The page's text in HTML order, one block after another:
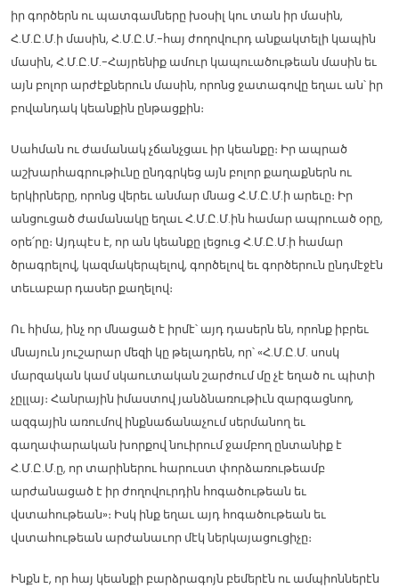
իր գործերն ու պատգամները խօսիլ կու տան իր մասին,
Հ.Մ.Ը.Մ.ի մասին, Հ.Մ.Ը.Մ.-հայ ժողովուրդ անքակտելի կապին
մասին, Հ.Մ.Ը.Մ.-Հայրենիք ամուր կապուածութեան մասին եւ
այն բոլոր արժէքներուն մասին, որոնց ջատագովը եղաւ ան՝ իր
բովանդակ կեանքին ընթացքին։
Սահման ու ժամանակ չճանչցաւ իր կեանքը։ Իր ապրած
աշխարհագրութիւնը ընդգրկեց այն բոլոր քաղաքներն ու
երկիրները, որոնց վերեւ անմար մնաց Հ.Մ.Ը.Մ.ի արեւը։ Իր
անցուցած ժամանակը եղաւ Հ.Մ.Ը.Մ.ին համար ապրուած օրը,
օրե՛րը։ Այդպէս է, որ ան կեանքը լեցուց Հ.Մ.Ը.Մ.ի համար
ծրագրելով, կազմակերպելով, գործելով եւ գործերուն ընդմէջէն
տեւաբար դասեր քաղելով։
Ու հիմա, ինչ որ մնացած է իրմէ՝ այդ դասերն են, որոնք իբրեւ
մնայուն յուշարար մեզի կը թելադրեն, որ՝ «Հ.Մ.Ը.Մ. սոսկ
մարզական կամ սկաուտական շարժում մը չէ եղած ու պիտի
չըլլայ։ Հանրային իմաստով յանձնառութիւն զարգացնող,
ազգային առումով ինքնաճանաչում սերմանող եւ
գաղափարական խորքով նուիրում ջամբող ընտանիք է
Հ.Մ.Ը.Մ.ը, որ տարիներու հարուստ փորձառութեամբ
արժանացած է իր ժողովուրդին հոգածութեան եւ
վստահութեան»։ Իսկ ինք եղաւ այդ հոգածութեան եւ
վստահութեան արժանաւոր մէկ ներկայացուցիչը։
Ինքն է, որ հայ կեանքի բարձրագոյն բեմերէն ու ամպիոններէն